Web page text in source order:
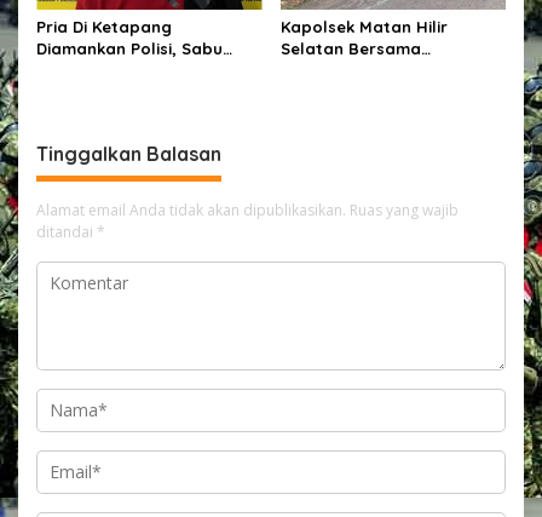
Pria Di Ketapang
Diamankan Polisi, Sabu
Kapolsek Matan Hilir
Selatan Bersama
Tinggalkan Balasan
Alamat email Anda tidak akan dipublikasikan. Ruas yang wajib
ditandai *